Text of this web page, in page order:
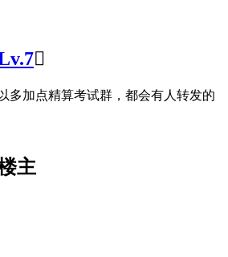

多加点精算考试群，都会有人转发的
主